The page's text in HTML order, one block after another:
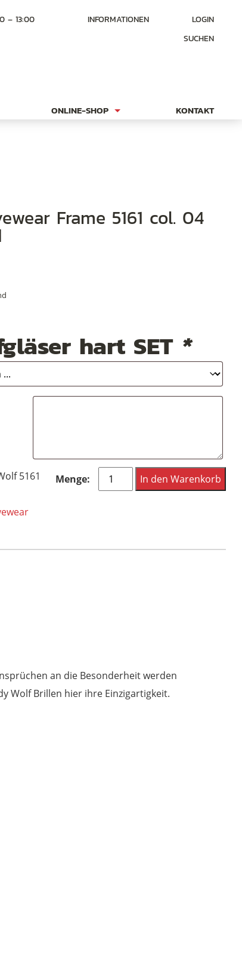
– 13:00 INFORMATIONEN
LOGIN
SUCHEN
ONLINE-SHOP KONTAKT
hart SET *
5161
Andy
Wolf
5161
In den Warenkorb
an die Besonderheit werden
Wolf Brillen hier ihre Einzigartigkeit.